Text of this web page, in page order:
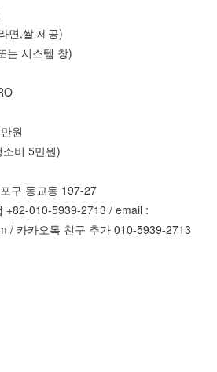
면,쌀 제공)
는 시스템 창)
원
비 5만원)
구 동교동 197-27
+82-010-5939-2713 / email :
/ 카카오톡 친구 추가 010-5939-2713